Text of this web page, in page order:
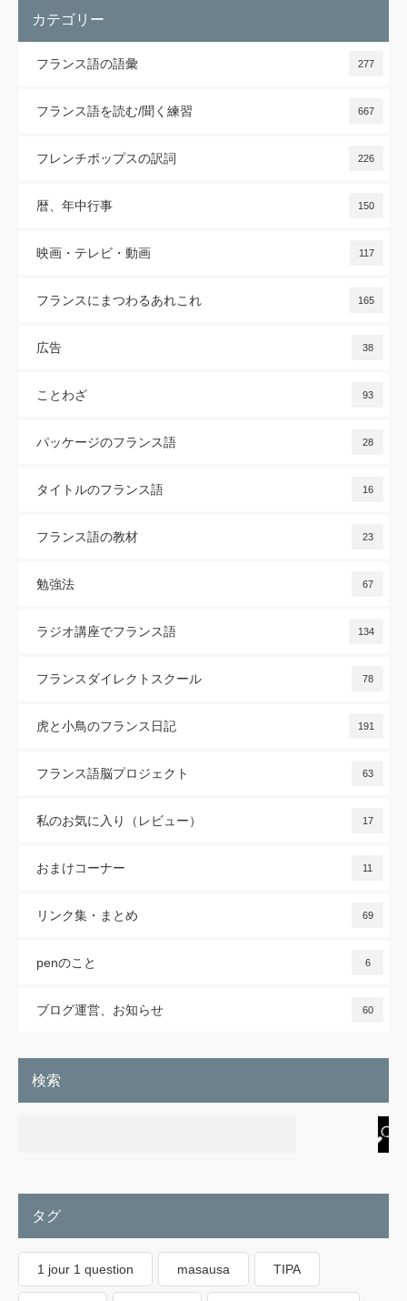
カテゴリー
フランス語の語彙 277
フランス語を読む/聞く練習 667
フレンチポップスの訳詞 226
暦、年中行事 150
映画・テレビ・動画 117
フランスにまつわるあれこれ 165
広告 38
ことわざ 93
パッケージのフランス語 28
タイトルのフランス語 16
フランス語の教材 23
勉強法 67
ラジオ講座でフランス語 134
フランスダイレクトスクール 78
虎と小鳥のフランス日記 191
フランス語脳プロジェクト 63
私のお気に入り（レビュー） 17
おまけコーナー 11
リンク集・まとめ 69
penのこと 6
ブログ運営、お知らせ 60
検索
タグ
1 jour 1 question masausa TIPA